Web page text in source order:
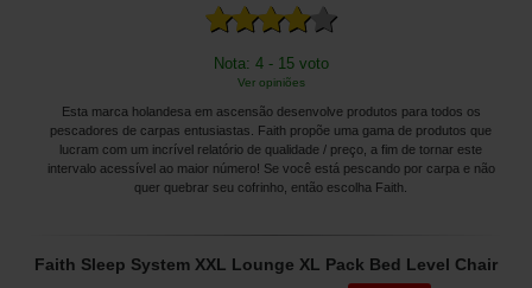
Nota: 4 - 15 voto
Ver opiniões
Esta marca holandesa em ascensão desenvolve produtos para todos os
pescadores de carpas entusiastas. Faith propõe uma gama de produtos que
lucram com um incrível relatório de qualidade / preço, a fim de tornar este
intervalo acessível ao maior número! Se você está pescando por carpa e não
quer quebrar seu cofrinho, então escolha Faith.
Faith Sleep System XXL Lounge XL Pack Bed Level Chair